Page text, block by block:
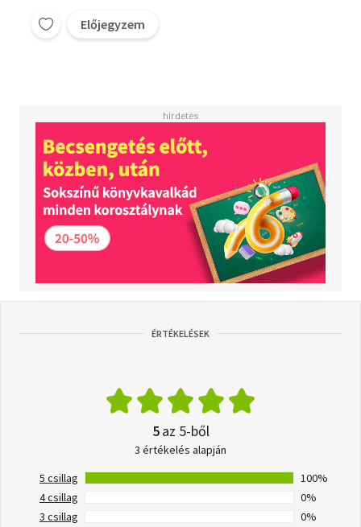
Előjegyzem
ÉRTÉKELÉSEK
5az 5-ből
3 értékelés alapján
5 csillag
100%
4 csillag
0%
3 csillag
0%